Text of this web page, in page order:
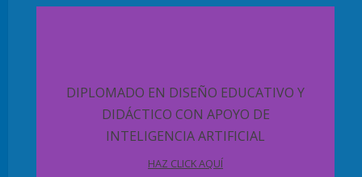
DIPLOMADO EN DISEÑO EDUCATIVO Y
DIDÁCTICO CON APOYO DE
INTELIGENCIA ARTIFICIAL
HAZ CLICK AQUÍ